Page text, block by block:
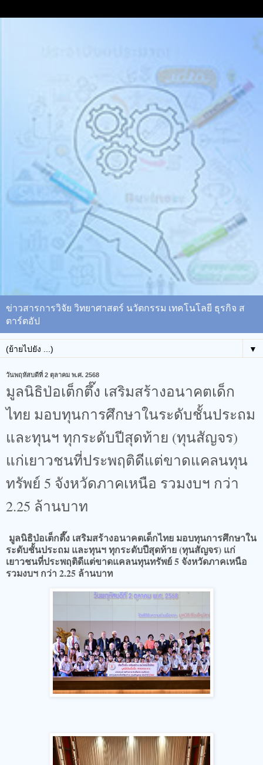
ข่าวสารการวิจัย วิทยาศาสตร์ นวัตกรรม เทคโนโลยี ธุรกิจ ส
ตาร์ตอัป
▼
วันพฤหัสบดีที่ 2 ตุลาคม พ.ศ. 2568
มูลนิธิป่อเต็กตึ๊ง เสริมสร้างอนาคตเด็ก
ไทย มอบทุนการศึกษาในระดับชั้นประถม
และทุนฯ ทุกระดับปีสุดท้าย (ทุนสัญจร)
แก่เยาวชนที่ประพฤติดีแต่ขาดแคลนทุน
ทรัพย์ 5 จังหวัดภาคเหนือ รวมงบฯ กว่า
2.25 ล้านบาท
มูลนิธิป่อเต็กตึ๊ง เสริมสร้างอนาคตเด็กไทย มอบทุนการศึกษาใน
ระดับชั้นประถม และทุนฯ ทุกระดับปีสุดท้าย (ทุนสัญจร) แก่
เยาวชนที่ประพฤติดีแต่ขาดแคลนทุนทรัพย์ 5 จังหวัดภาคเหนือ
รวมงบฯ กว่า 2.25 ล้านบาท